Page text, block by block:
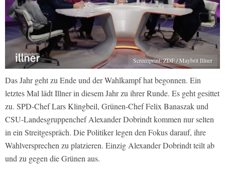
Screenprint: ZDF / Maybrit Illner
Das Jahr geht zu Ende und der Wahlkampf hat begonnen. Ein
letztes Mal lädt Illner in diesem Jahr zu ihrer Runde. Es geht gesittet
zu. SPD-Chef Lars Klingbeil, Grünen-Chef Felix Banaszak und
CSU-Landesgruppenchef Alexander Dobrindt kommen nur selten
in ein Streitgespräch. Die Politiker legen den Fokus darauf, ihre
Wahlversprechen zu platzieren. Einzig Alexander Dobrindt teilt ab
und zu gegen die Grünen aus.